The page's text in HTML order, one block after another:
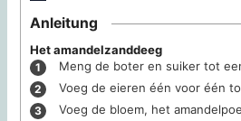
Anleitung
Het amandelzanddeeg
Meng de boter en suiker tot
Voeg de eieren één voor één
Voeg de bloem, het